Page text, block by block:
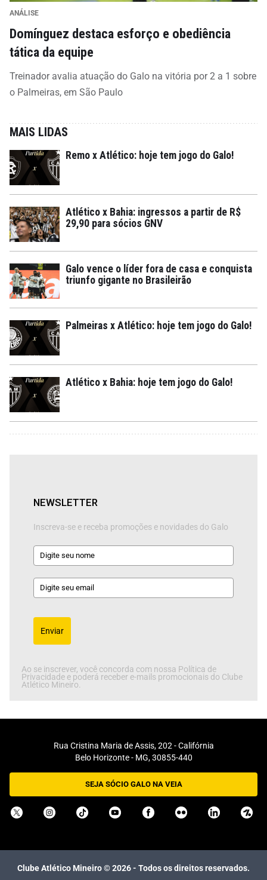
ANÁLISE
Domínguez destaca esforço e obediência
tática da equipe
Treinador avalia atuação do Galo na vitória por 2 a 1 sobre
o Palmeiras, em São Paulo
MAIS LIDAS
Remo x Atlético: hoje tem jogo do Galo!
Atlético x Bahia: ingressos a partir de R$
29,90 para sócios GNV
Galo vence o líder fora de casa e conquista
triunfo gigante no Brasileirão
Palmeiras x Atlético: hoje tem jogo do Galo!
Atlético x Bahia: hoje tem jogo do Galo!
NEWSLETTER
Inscreva-se e receba promoções e novidades do Galo
Enviar
Ao se inscrever, você concorda com nossa Política de
Privacidade e poderá receber e-mails promocionais do Clube
Atlético Mineiro.
Rua Cristina Maria de Assis, 202 - Califórnia
Belo Horizonte - MG, 30855-440
SEJA SÓCIO GALO NA VEIA
Clube Atlético Mineiro ©2026- Todos os direitos reservados.